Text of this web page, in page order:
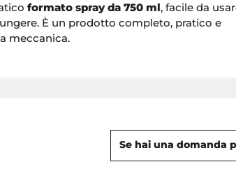
formato spray da 750 ml, facile da
È un prodotto completo, pratico e
meccanica.
Se hai una domanda